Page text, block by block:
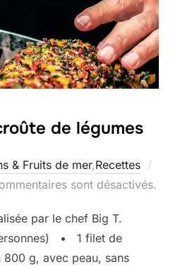
de légumes
& Fruits de mer,Recettes
sont désactivés.
par le chef Big T.
• 1 filet de
g, avec peau, sans